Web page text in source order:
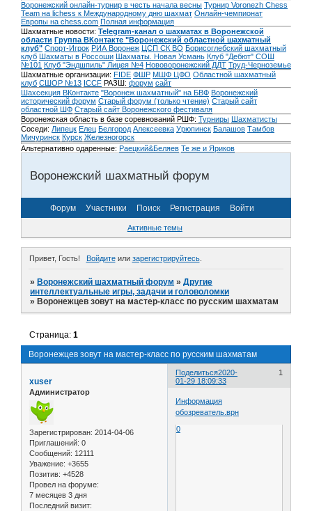
Воронежский онлайн-турнир в честь начала весны Турнир Voronezh Chess
Team на lichess к Международному дню шахмат Онлайн-чемпионат
Европы на chess.com Полная информация
Шахматные новости: Telegram-канал о шахматах в Воронежской
области Группа ВКонтакте "Воронежский областной шахматный
клуб" Спорт-Игрок РИА Воронеж ЦСП СК ВО Борисоглебский шахматный
клуб Шахматы в Россоши Шахматы. Новая Усмань Клуб "Дебют" СОШ
№101 Клуб "Эндшпиль" Лицея №4 Нововоронежский ДДТ Труд-Черноземье
Шахматные организации: FIDE ФШР МШФ ЦФО Областной шахматный
клуб СШОР №13 ICCF РАЗШ: форум сайт
Шахсекция ВКонтакте "Воронеж шахматный" на БВФ Воронежский
исторический форум Cтарый форум (только чтение) Старый сайт
областной ШФ Старый сайт Воронежского фестиваля
Воронежская область в базе соревнований РШФ: Турниры Шахматисты
Соседи: Липецк Елец Белгород Алексеевка Урюпинск Балашов Тамбов
Мичуринск Курск Железногорск
Альтернативно одаренные: Раецкий&Беляев Те же и Яриков
Воронежский шахматный форум
Форум Участники Поиск Регистрация Войти
Активные темы
Привет, Гость! Войдитеили зарегистрируйтесь.
»Воронежский шахматный форум »Другие
интеллектуальные игры, задачи и головоломки
»Воронежцев зовут на мастер-класс по русским шахматам
Воронежцев зовут на мастер-класс по русским шахматам
Страница:1
Поделиться 1
2020-
01-29 18:09:33
xuser
Администратор
Зарегистрирован: 2014-04-06
Приглашений: 0
Сообщений: 12111
Уважение: +3655
Позитив: +4528
Провел на форуме:
7 месяцев 3 дня
Последний визит:
Информация
обозреватель.врн
0